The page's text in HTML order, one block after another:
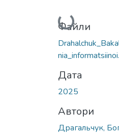
Вантажиться...
Файли
Дата
2025
Автори
Драгальчук,